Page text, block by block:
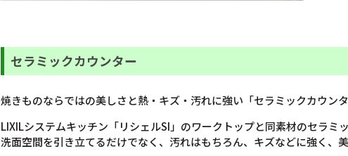
セラミックカウンター
焼きものならではの美しさと熱・キズ・汚れに強い「セラミックカウンタ
LIXILシステムキッチン「リシェルSI」のワークトップと同素材のセラミ
洗面空間を引き立てるだけでなく、汚れはもちろん、キズなどに強く、美